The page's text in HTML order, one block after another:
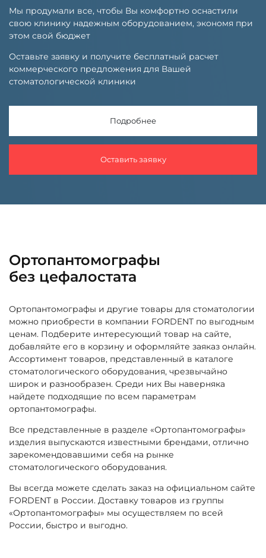
Мы продумали все, чтобы Вы комфортно оснастили
свою клинику надежным оборудованием, экономя при
этом свой бюджет
Оставьте заявку и получите бесплатный расчет
коммерческого предложения для Вашей
стоматологической клиники
Подробнее
Оставить заявку
Ортопантомографы
без цефалостата
Ортопантомографы и другие товары для стоматологии
можно приобрести в компании FORDENT по выгодным
ценам. Подберите интересующий товар на сайте,
добавляйте его в корзину и оформляйте заяказ онлайн.
Ассортимент товаров, представленный в каталоге
стоматологического оборудования, чрезвычайно
широк и разнообразен. Среди них Вы наверняка
найдете подходящие по всем параметрам
ортопантомографы.
Все представленные в разделе «Ортопантомографы»
изделия выпускаются известными брендами, отлично
зарекомендовавшими себя на рынке
стоматологического оборудования.
Вы всегда можете сделать заказ на официальном сайте
FORDENT в России. Доставку товаров из группы
«Ортопантомографы» мы осуществляем по всей
России, быстро и выгодно.